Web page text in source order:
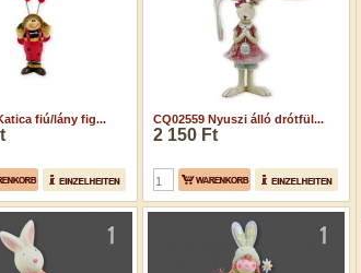
fiú/lány fig... CQ02559 Nyuszi álló drótfül...
2 150 Ft